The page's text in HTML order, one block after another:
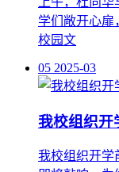
学们敞开心扉
校园文
即将敲响，为